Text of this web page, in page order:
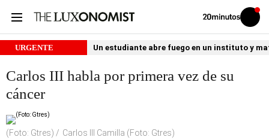
Volver
Iniciar
sesión
URGENTE Un estudiante abre fuego en un instituto y
Carlos III habla por primera vez de su
cáncer
(Foto: Gtres) Carlos III Camilla (Foto: Gtres)